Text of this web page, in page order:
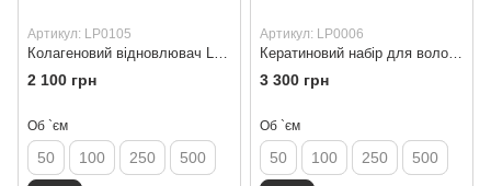
Артикул: LP0105
Колагеновий відновлювач Love Potion Gelatina Matizadora 1000 мл
2 100 грн
Об `єм
50 100 250 500
Артикул: LP0006
Кератиновий набір для волосся Love Potion Keratin 2x 1000 мл
3 300 грн
Об `єм
50 100 250 500